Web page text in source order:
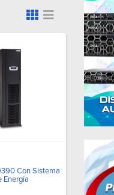
Con Sistema
Energía